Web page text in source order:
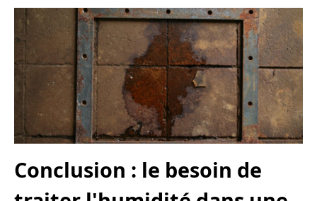
Conclusion : le besoin de